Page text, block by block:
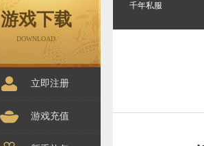
游戏下载
DOWNLOAD
立即注册
游戏充值
千年私服